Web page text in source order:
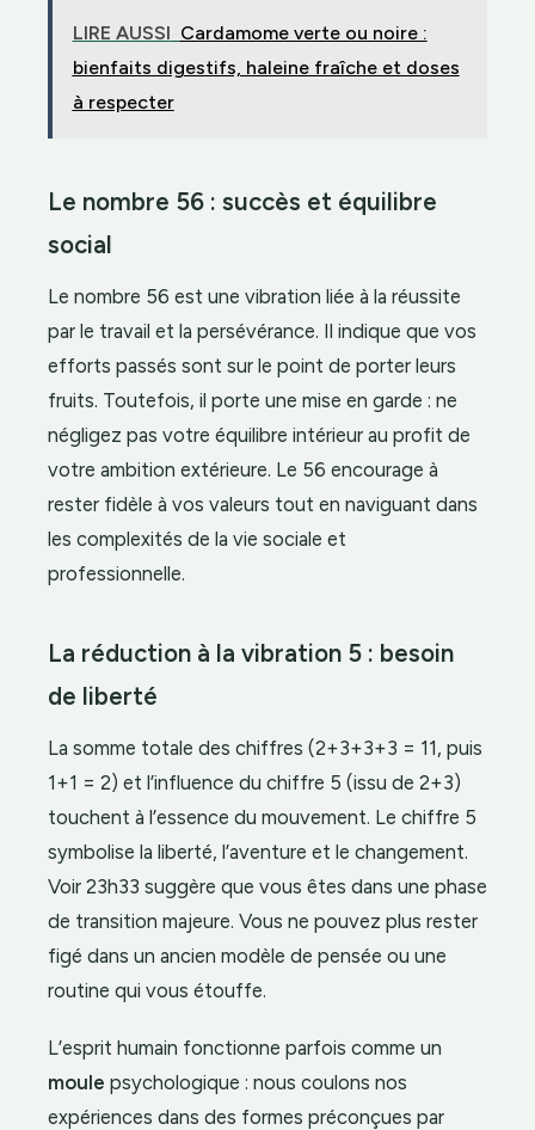
LIRE AUSSI Cardamome verte ou noire :
bienfaits digestifs, haleine fraîche et doses
à respecter
Le nombre 56 : succès et équilibre
social
Le nombre 56 est une vibration liée à la réussite
par le travail et la persévérance. Il indique que vos
efforts passés sont sur le point de porter leurs
fruits. Toutefois, il porte une mise en garde : ne
négligez pas votre équilibre intérieur au profit de
votre ambition extérieure. Le 56 encourage à
rester fidèle à vos valeurs tout en naviguant dans
les complexités de la vie sociale et
professionnelle.
La réduction à la vibration 5 : besoin
de liberté
La somme totale des chiffres (2+3+3+3 = 11, puis
1+1 = 2) et l’influence du chiffre 5 (issu de 2+3)
touchent à l’essence du mouvement. Le chiffre 5
symbolise la liberté, l’aventure et le changement.
Voir 23h33 suggère que vous êtes dans une phase
de transition majeure. Vous ne pouvez plus rester
figé dans un ancien modèle de pensée ou une
routine qui vous étouffe.
L’esprit humain fonctionne parfois comme un
moule psychologique : nous coulons nos
expériences dans des formes préconçues par